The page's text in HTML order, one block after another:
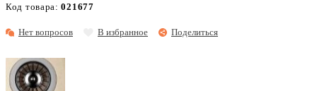
Нет вопросов В избранное Поделиться
Код товара:021677